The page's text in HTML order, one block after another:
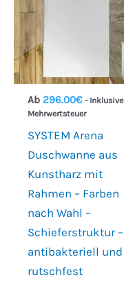
Ab 296.00€ - Inklusive
Mehrwertsteuer
SYSTEM Arena
Duschwanne aus
Kunstharz mit
Rahmen – Farben
nach Wahl –
Schieferstruktur –
antibakteriell und
rutschfest